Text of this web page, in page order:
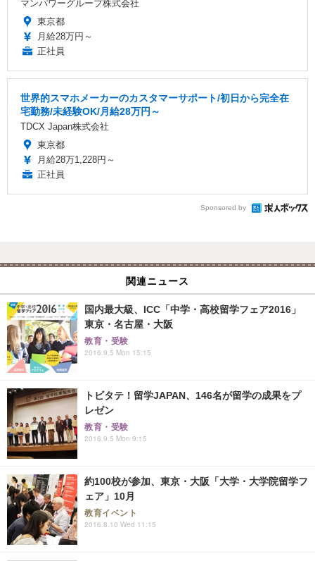
マンパワーグループ株式会社
東京都
月給28万円～
正社員
世界的スマホメーカーのカスタマーサポート/初日から完全在
宅勤務/未経験OK/月給28万円～
TDCX Japan株式会社
東京都
月給28万1,228円～
正社員
Sponsored by
関連ニュース
国内最大級、ICC「中学・高校留学フェア2016」
東京・名古屋・大阪
教育・受験
2016.9.5 Mon 15:15
トビタテ！留学JAPAN、146名が留学の成果をプ
レゼン
教育・受験
2016.9.5 Mon 9:15
約100校が参加、東京・大阪「大学・大学院留学フ
ェア」10月
教育イベント
2016.8.10 Wed 11:15